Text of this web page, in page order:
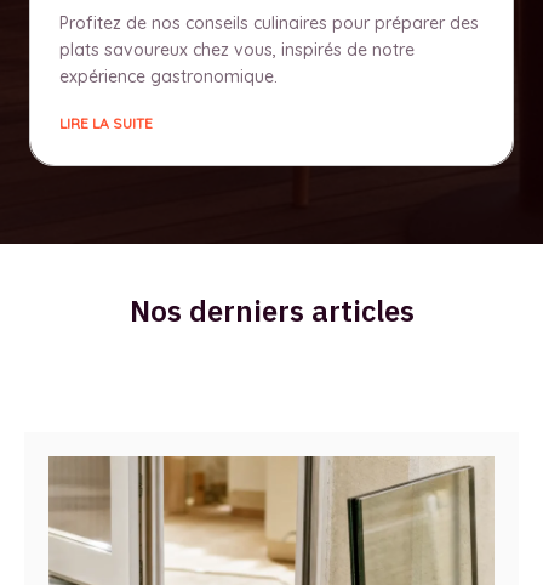
Profitez de nos conseils culinaires pour préparer des
plats savoureux chez vous, inspirés de notre
expérience gastronomique.
LIRE LA SUITE
Nos derniers articles